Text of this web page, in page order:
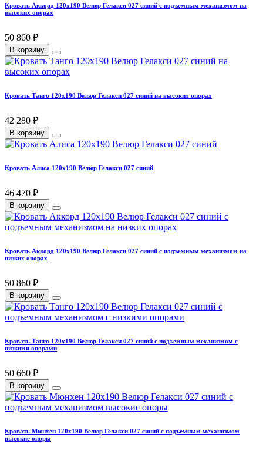
Кровать Аккорд 120х190 Велюр Гелакси 027 синий с подъемным механизмом на
высоких опорах
50 860 ₽
В корзину
Кровать Танго 120х190 Велюр Гелакси 027 синий на высоких опорах
42 280 ₽
В корзину
Кровать Алиса 120х190 Велюр Гелакси 027 синий
46 470 ₽
В корзину
Кровать Аккорд 120х190 Велюр Гелакси 027 синий с подъемным механизмом на
низких опорах
50 860 ₽
В корзину
Кровать Танго 120х190 Велюр Гелакси 027 синий с подъемным механизмом с
низкими опорами
50 660 ₽
В корзину
Кровать Мюнхен 120х190 Велюр Гелакси 027 синий с подъемным механизмом
высокие опоры